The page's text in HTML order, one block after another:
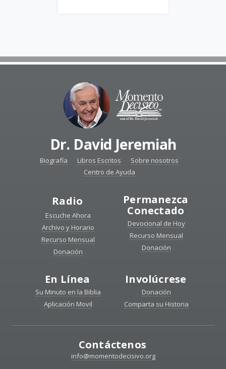
Dr. David Jeremiah
Biografía Libros Escritos
Sobre nosotros
Centro de Ayuda
Radio
Escuche Ahora
Archivo y Horario
Recurso Mensual
Donación
Permanezca
Conectado
Devocional de Hoy
Recurso Mensual
Donación
En Línea
Su Minuto en la Biblia
Aplicación Movil
Involúcrese
Donación
Comparta su Historia
Contáctenos
info@momentodecisivo.org